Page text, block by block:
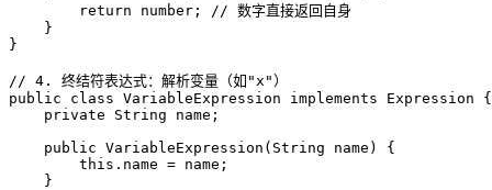
return number;
// 数字直接返回自身
    }
}
// 4. 终结符表达式：解析变量（如"x"）
public
class VariableExpression implements Expression {
private String name;
public VariableExpression (String name)
{
this .name = name;
    }